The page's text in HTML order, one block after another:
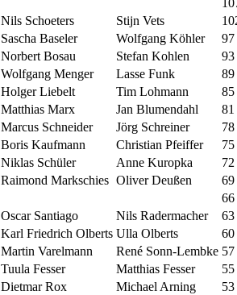
Nils Schoeters Stijn Vets
Sascha Baseler Wolfgang Köhler 97
Norbert Bosau Stefan Kohlen 93
Wolfgang Menger Lasse Funk 89
Holger Liebelt Tim Lohmann 85
Matthias Marx Jan Blumendahl 81
Marcus Schneider Jörg Schreiner 78
Boris Kaufmann Christian Pfeiffer 75
Niklas Schüler Anne Kuropka 72
Raimond Markschies Oliver Deußen 69
66
Oscar Santiago Nils Radermacher 63
Karl Friedrich Olberts Ulla Olberts 60
Martin Varelmann René Sonn-Lembke 57
Tuula Fesser Matthias Fesser 55
Dietmar Rox Michael Arning 53